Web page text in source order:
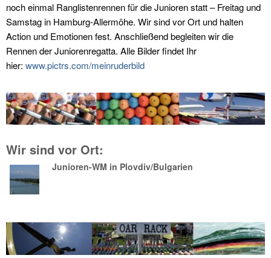
noch einmal Ranglistenrennen für die Junioren statt – Freitag und
Samstag in Hamburg-Allermöhe. Wir sind vor Ort und halten
Action und Emotionen fest. Anschließend begleiten wir die
Rennen der Juniorenregatta. Alle Bilder findet Ihr
hier: www.pictrs.com/meinruderbild
Wir sind vor Ort:
Junioren-WM in Plovdiv/Bulgarien